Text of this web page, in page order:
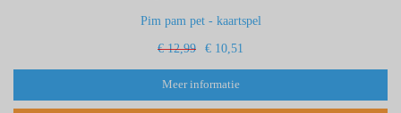
Pim pam pet - kaartspel
€ 12,99 € 10,51
Meer informatie